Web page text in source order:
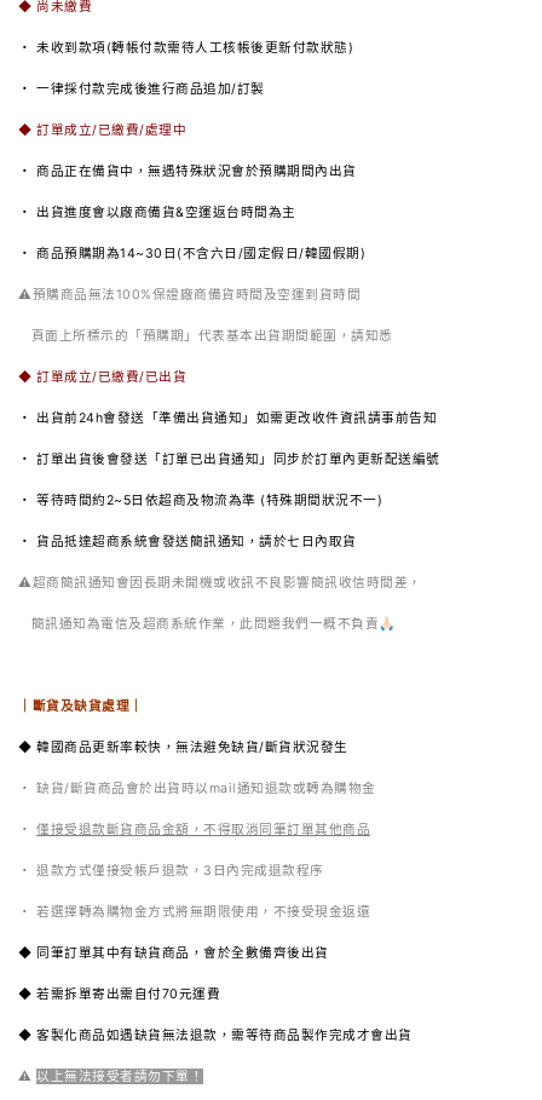
◆ 尚未繳費
・ 未收到款項(轉帳付款需待人工核帳後更新付款狀態)
・ 一律採付款完成後進行商品追加/訂製
◆ 訂單成立/已繳費/處理中
・ 商品正在備貨中，無遇特殊狀況會於預購期間內出貨
・ 出貨進度會以廠商備貨&空運返台時間為主
・ 商品預購期為14~30日(不含六日/國定假日/韓國假期)
⚠️預購商品無法100%保證廠商備貨時間及空運到貨時間
頁面上所標示的「預購期」代表基本出貨期間範圍，請知悉
◆ 訂單成立/已繳費/已出貨
・ 出貨前24h會發送「準備出貨通知」如需更改收件資訊請事前告知
・ 訂單出貨後會發送「訂單已出貨通知」同步於訂單內更新配送編號
・ 等待時間約2~5日依超商及物流為準 (特殊期間狀況不一)
・ 貨品抵達超商系統會發送簡訊通知，請於七日內取貨
⚠️超商簡訊通知會因長期未開機或收訊不良影響簡訊收信時間差，
簡訊通知為電信及超商系統作業，此問題我們一概不負責🙏🏻
｜斷貨及缺貨處理｜
◆ 韓國商品更新率較快，無法避免缺貨/斷貨狀況發生
・ 缺貨/斷貨商品會於出貨時以mail通知退款或轉為購物金
・ 僅接受退款斷貨商品金額，不得取消同筆訂單其他商品
・ 退款方式僅接受帳戶退款，3日內完成退款程序
・ 若選擇轉為購物金方式將無期限使用，不接受現金返還
◆ 同筆訂單其中有缺貨商品，會於全數備齊後出貨
◆ 若需拆單寄出需自付70元運費
◆ 客製化商品如遇缺貨無法退款，需等待商品製作完成才會出貨
⚠️ 以上無法接受者請勿下單！